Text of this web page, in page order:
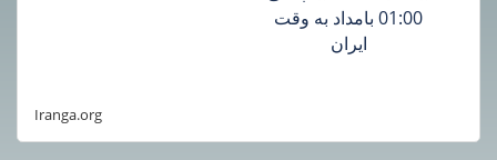
01:00 بامداد به وقت
ایران
Iranga.org